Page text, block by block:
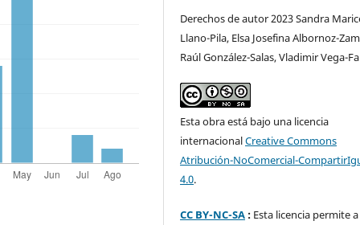
Derechos de autor 2023 Sandra
Llano-Pila, Elsa Josefina Albornoz-
Raúl González-Salas, Vladimir Vega-
Esta obra está bajo una licencia
internacionalCreative Commons
Atribución-NoComercial-
4.0.
CC BY-NC-SA : Esta licencia permite